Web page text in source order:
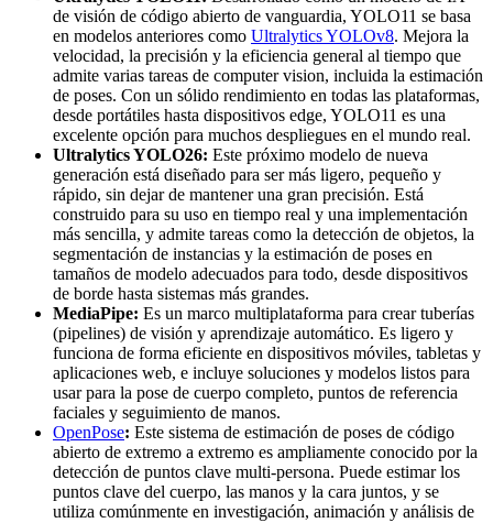
de visión de código abierto de vanguardia, YOLO11 se basa
en modelos anteriores como Ultralytics YOLOv8. Mejora la
velocidad, la precisión y la eficiencia general al tiempo que
admite varias tareas de computer vision, incluida la estimación
de poses. Con un sólido rendimiento en todas las plataformas,
desde portátiles hasta dispositivos edge, YOLO11 es una
excelente opción para muchos despliegues en el mundo real.
Ultralytics YOLO26: Este próximo modelo de nueva
generación está diseñado para ser más ligero, pequeño y
rápido, sin dejar de mantener una gran precisión. Está
construido para su uso en tiempo real y una implementación
más sencilla, y admite tareas como la detección de objetos, la
segmentación de instancias y la estimación de poses en
tamaños de modelo adecuados para todo, desde dispositivos
de borde hasta sistemas más grandes.
MediaPipe: Es un marco multiplataforma para crear tuberías
(pipelines) de visión y aprendizaje automático. Es ligero y
funciona de forma eficiente en dispositivos móviles, tabletas y
aplicaciones web, e incluye soluciones y modelos listos para
usar para la pose de cuerpo completo, puntos de referencia
faciales y seguimiento de manos.
OpenPose: Este sistema de estimación de poses de código
abierto de extremo a extremo es ampliamente conocido por la
detección de puntos clave multi-persona. Puede estimar los
puntos clave del cuerpo, las manos y la cara juntos, y se
utiliza comúnmente en investigación, animación y análisis de